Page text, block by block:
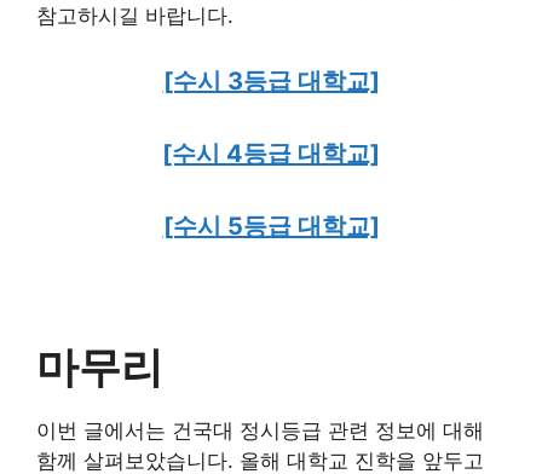
참고하시길 바랍니다.
[수시 3등급 대학교]
[수시 4등급 대학교]
[수시 5등급 대학교]
마무리
이번 글에서는 건국대 정시등급 관련 정보에 대해
함께 살펴보았습니다. 올해 대학교 진학을 앞두고